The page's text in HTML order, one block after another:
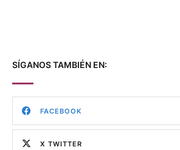
SÍGANOS TAMBIÉN EN:
FACEBOOK
X TWITTER